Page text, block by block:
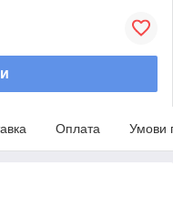
Оплата Умови